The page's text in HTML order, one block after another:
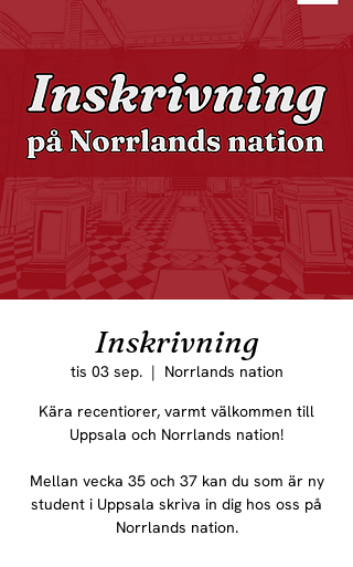
Inskrivning
tis 03 sep.
  |
Norrlands nation
Kära recentiorer, varmt välkommen till
Uppsala och Norrlands nation!
Mellan vecka 35 och 37 kan du som är ny
student i Uppsala skriva in dig hos oss på
Norrlands nation.